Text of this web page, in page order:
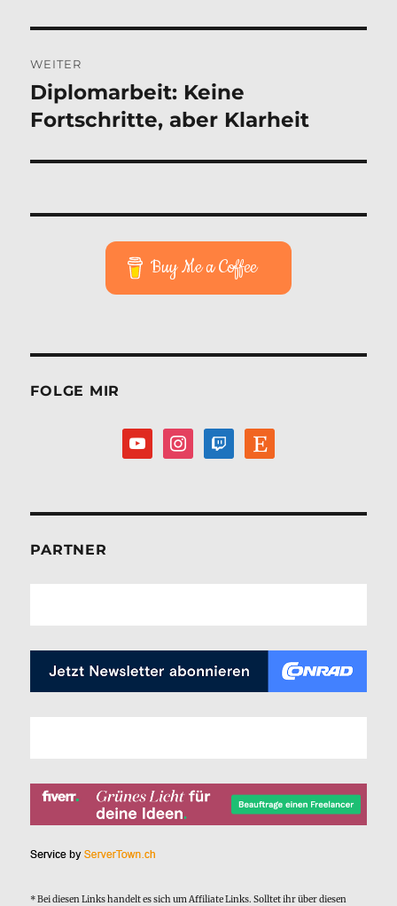
WEITER
Nächster
Beitrag:
Diplomarbeit: Keine
Fortschritte, aber Klarheit
Buy Me a Coffee
FOLGE MIR
youtubeinstagramtwitch etsy
PARTNER
* Bei diesen Links handelt es sich um Affiliate Links. Solltet ihr über diesen